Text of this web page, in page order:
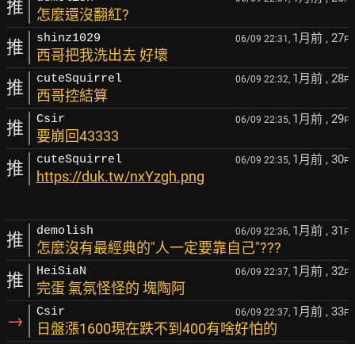
推 怎麼還沒翻紅?
推 shinz1029 06/09 22:31, 1月前 , 27F
西哥把我洗出去 好壞
推 cuteSquirrel 06/09 22:32, 1月前 , 28F
西哥控結算
推 Csir 06/09 22:35, 1月前 , 29F
要崩回43333
推 cuteSquirrel 06/09 22:35, 1月前 , 30F
https://duk.tw/nxYzgh.png
推 demolish 06/09 22:36, 1月前 , 31 F
怎麼沒有最經典的"人一定要靠自己"???
推 HeiSiaN 06/09 22:37, 1月前 , 32F
完蛋 氣氛怪怪的 塊陶阿
→ Csir 06/09 22:37, 1月前 , 33F
日盤漲1600現在跌不到400有啥好怕的